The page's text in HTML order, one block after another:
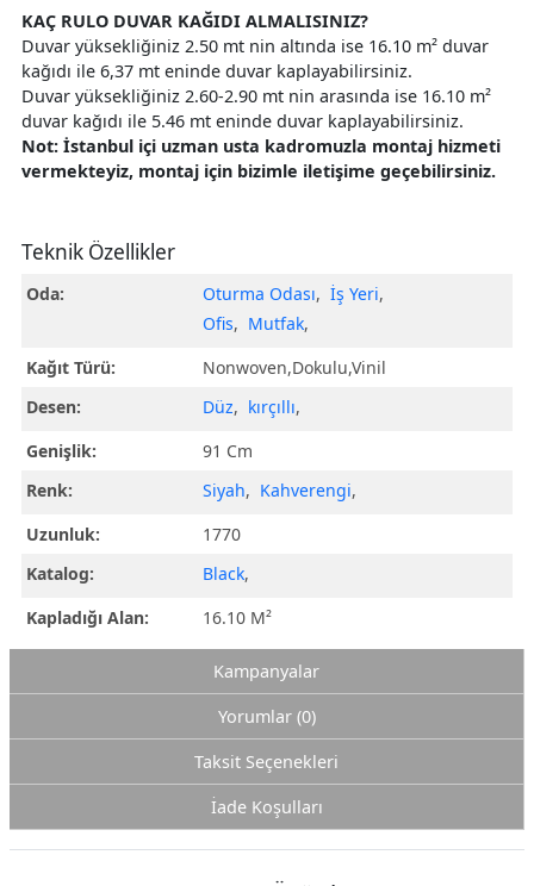
KAÇ RULO DUVAR KAĞIDI ALMALISINIZ?
Duvar yüksekliğiniz 2.50 mt nin altında ise 16.10 m² duvar
kağıdı ile 6,37 mt eninde duvar kaplayabilirsiniz.
Duvar yüksekliğiniz 2.60-2.90 mt nin arasında ise 16.10 m²
duvar kağıdı ile 5.46 mt eninde duvar kaplayabilirsiniz.
Not: İstanbul içi uzman usta kadromuzla montaj hizmeti
vermekteyiz, montaj için bizimle iletişime geçebilirsiniz.
Teknik Özellikler
Oda: Oturma Odası, İş Yeri,
Ofis, Mutfak,
Kağıt Türü:
Nonwoven,Dokulu,Vinil
Desen:
Düz, kırçıllı,
Genişlik:
91 Cm
Renk:
Siyah, Kahverengi,
Uzunluk:
1770
Katalog:
Black,
Kapladığı Alan:
16.10 M²
Kampanyalar
Yorumlar (0)
Taksit Seçenekleri
İade Koşulları